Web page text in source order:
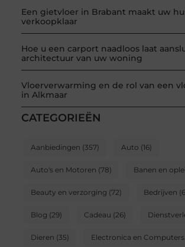
Een gietvloer in Brabant maakt uw
verkoopklaar
Hoe u een carport naadloos laat
architectuur van uw woning
Vloerverwarming en de rol van een
in Alkmaar
CATEGORIEËN
Aanbiedingen (357) Auto (16)
Auto's en Motoren (78) Banen en
Beauty en verzorging (72) Bedrijven
Blog (29) Cadeau (26)
Dieren (35) Electronica en Computers